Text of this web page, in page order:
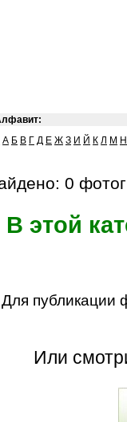
А Б В Г Д Е Ж З И Й К Л М Н
0
В этой
публикации
Или